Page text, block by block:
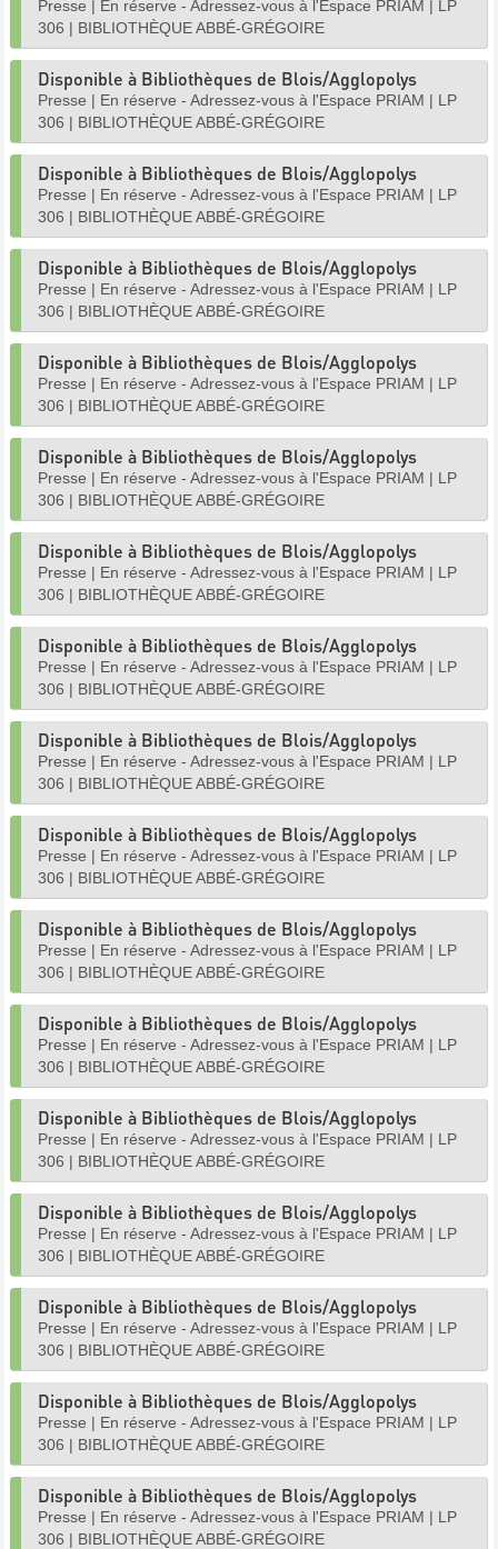
Presse | En réserve - Adressez-vous à l'Espace PRIAM | LP
306 | BIBLIOTHÈQUE ABBÉ-GRÉGOIRE
Disponible à Bibliothèques de Blois/Agglopolys
Presse | En réserve - Adressez-vous à l'Espace PRIAM | LP
306 | BIBLIOTHÈQUE ABBÉ-GRÉGOIRE
Disponible à Bibliothèques de Blois/Agglopolys
Presse | En réserve - Adressez-vous à l'Espace PRIAM | LP
306 | BIBLIOTHÈQUE ABBÉ-GRÉGOIRE
Disponible à Bibliothèques de Blois/Agglopolys
Presse | En réserve - Adressez-vous à l'Espace PRIAM | LP
306 | BIBLIOTHÈQUE ABBÉ-GRÉGOIRE
Disponible à Bibliothèques de Blois/Agglopolys
Presse | En réserve - Adressez-vous à l'Espace PRIAM | LP
306 | BIBLIOTHÈQUE ABBÉ-GRÉGOIRE
Disponible à Bibliothèques de Blois/Agglopolys
Presse | En réserve - Adressez-vous à l'Espace PRIAM | LP
306 | BIBLIOTHÈQUE ABBÉ-GRÉGOIRE
Disponible à Bibliothèques de Blois/Agglopolys
Presse | En réserve - Adressez-vous à l'Espace PRIAM | LP
306 | BIBLIOTHÈQUE ABBÉ-GRÉGOIRE
Disponible à Bibliothèques de Blois/Agglopolys
Presse | En réserve - Adressez-vous à l'Espace PRIAM | LP
306 | BIBLIOTHÈQUE ABBÉ-GRÉGOIRE
Disponible à Bibliothèques de Blois/Agglopolys
Presse | En réserve - Adressez-vous à l'Espace PRIAM | LP
306 | BIBLIOTHÈQUE ABBÉ-GRÉGOIRE
Disponible à Bibliothèques de Blois/Agglopolys
Presse | En réserve - Adressez-vous à l'Espace PRIAM | LP
306 | BIBLIOTHÈQUE ABBÉ-GRÉGOIRE
Disponible à Bibliothèques de Blois/Agglopolys
Presse | En réserve - Adressez-vous à l'Espace PRIAM | LP
306 | BIBLIOTHÈQUE ABBÉ-GRÉGOIRE
Disponible à Bibliothèques de Blois/Agglopolys
Presse | En réserve - Adressez-vous à l'Espace PRIAM | LP
306 | BIBLIOTHÈQUE ABBÉ-GRÉGOIRE
Disponible à Bibliothèques de Blois/Agglopolys
Presse | En réserve - Adressez-vous à l'Espace PRIAM | LP
306 | BIBLIOTHÈQUE ABBÉ-GRÉGOIRE
Disponible à Bibliothèques de Blois/Agglopolys
Presse | En réserve - Adressez-vous à l'Espace PRIAM | LP
306 | BIBLIOTHÈQUE ABBÉ-GRÉGOIRE
Disponible à Bibliothèques de Blois/Agglopolys
Presse | En réserve - Adressez-vous à l'Espace PRIAM | LP
306 | BIBLIOTHÈQUE ABBÉ-GRÉGOIRE
Disponible à Bibliothèques de Blois/Agglopolys
Presse | En réserve - Adressez-vous à l'Espace PRIAM | LP
306 | BIBLIOTHÈQUE ABBÉ-GRÉGOIRE
Disponible à Bibliothèques de Blois/Agglopolys
Presse | En réserve - Adressez-vous à l'Espace PRIAM | LP
306 | BIBLIOTHÈQUE ABBÉ-GRÉGOIRE